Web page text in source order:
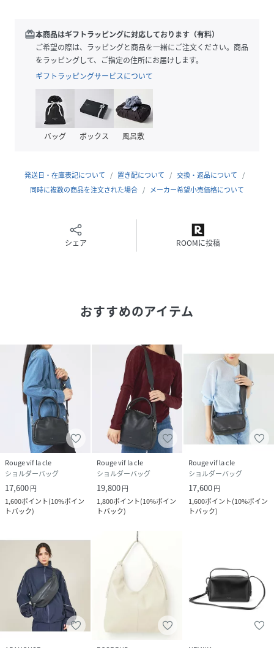
＜商品仕様＞
内部：ファスナーポケット
バック：スナップポケット
開口部：ファスナー
【注意事項】
※商品画像は、光の当たり具合やパソコンなどの閲覧環境に
より、実際の色味と異なって見える場合がございます。
実際の商品と仕様、加工が若干異なる場合があります。
動詞の語尾につくことで、柔らかな印象と優しいイメージを
連想させる形容動詞の「～やか」の造語がブランド名の由
観視し具現化。限定思考を嫌い、枠にとらわれない作品やプ
Itemconcept
「日々」になじみ
「日常」にとけこみ
「毎日」を共に過ごす
纏う人と同じ時を共有し人の確たる個性を照らす。
性別タイプ レディース
原産国
素材
品番
SC4557_04530161005
04530161005-7I-3B SC4557
redeem本商品はギフトラッピングに対応しております（有料）
ご希望の際は、ラッピングと商品を一緒にご注文ください。商品
をラッピングして、ご指定の住所にお届けします。
ギフトラッピングサービスについて
バッグ ボックス 風呂敷
発送日・在庫表記について 置き配について
交換・返品について
同時に複数の商品を注文された場合
メーカー希望小売価格について
シェア ROOMに投稿
おすすめのアイテム
Rouge vif la cle
ショルダーバッグ
17,600円
1,600ポイント(10%ポイン
トバック)
Rouge vif la cle
ショルダーバッグ
19,800円
1,800ポイント(10%ポイン
トバック)
Rouge vif la cle
ショルダーバッグ
17,600円
1,600ポイント(10%ポイン
トバック)